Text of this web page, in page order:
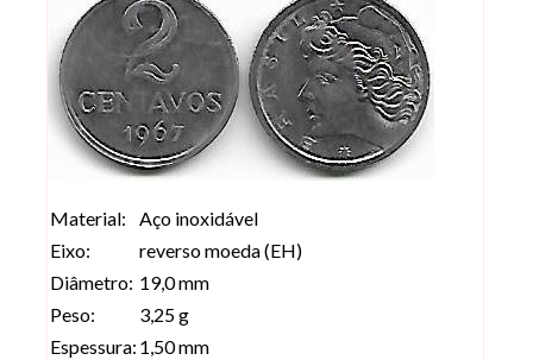
Material:
Eixo:
Diâmetro:
Peso:
Espessura:
Aço inoxidável
reverso moeda (EH)
19,0 mm
3,25 g
1,50 mm